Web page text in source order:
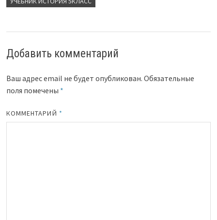
Добавить комментарий
Ваш адрес email не будет опубликован. Обязательные
поля помечены *
КОММЕНТАРИЙ *